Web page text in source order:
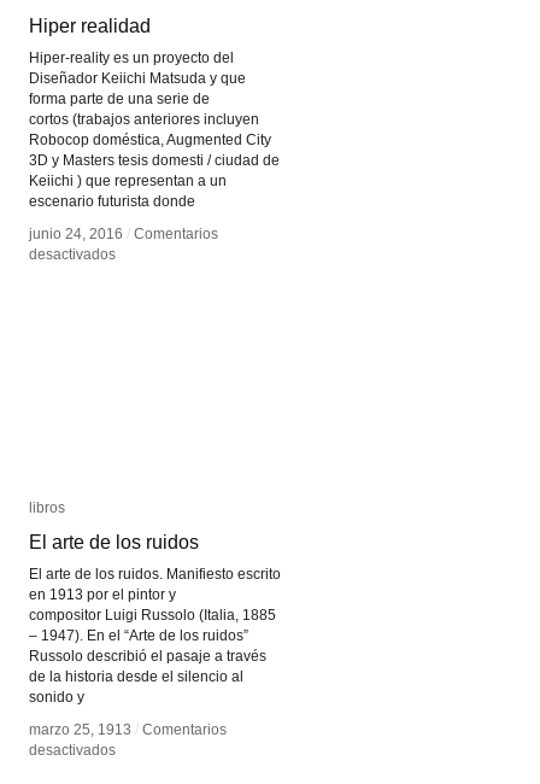
Hiper realidad
Hiper-reality es un proyecto del
Diseñador Keiichi Matsuda y que
forma parte de una serie de
cortos (trabajos anteriores incluyen
Robocop doméstica, Augmented City
3D y Masters tesis domesti / ciudad de
Keiichi ) que representan a un
escenario futurista donde
junio 24, 2016 / Comentarios
desactivadosen
Hiper realidad
junio 24, 2016 / Comentarios
desactivadosen
libros
El arte de los ruidos
El arte de los ruidos. Manifiesto escrito
en 1913 por el pintor y
compositor Luigi Russolo (Italia, 1885
– 1947). En el “Arte de los ruidos”
Russolo describió el pasaje a través
de la historia desde el silencio al
sonido y
marzo 25, 1913 / Comentarios
desactivadosen
libros
El arte de los ruidos
marzo 25, 1913 / Comentarios
desactivadosen